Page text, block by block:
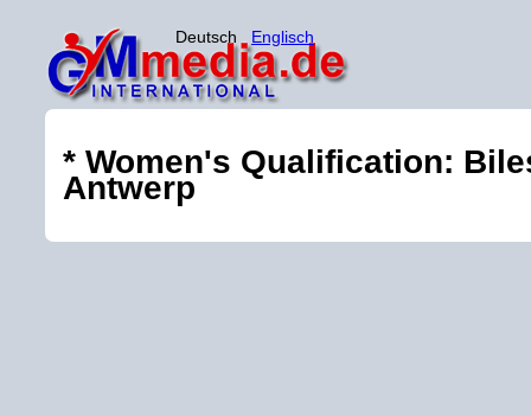
Deutsch Englisch
* Women's Qualification:
Antwerp